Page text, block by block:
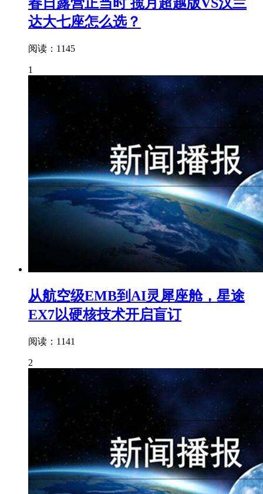
达大七座怎么选？
阅读：1145
1
从航空级EMB到AI灵犀座舱，星途
EX7以硬核技术开启盲订
阅读：1141
2